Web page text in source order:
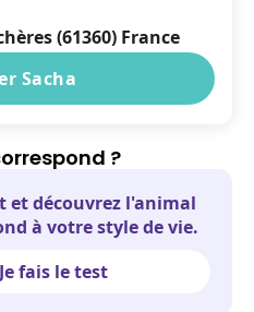
(61360) France
Sacha
?
et découvrez l'animal
à votre style de vie.
Je fais le test